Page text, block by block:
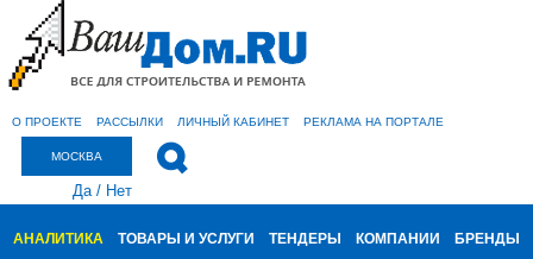
О ПРОЕКТЕ РАССЫЛКИ ЛИЧНЫЙ КАБИНЕТ РЕКЛАМА НА ПОРТАЛЕ
МОСКВА
Да/ Нет
АНАЛИТИКА ТОВАРЫ И УСЛУГИ ТЕНДЕРЫ КОМПАНИИ БРЕНДЫ